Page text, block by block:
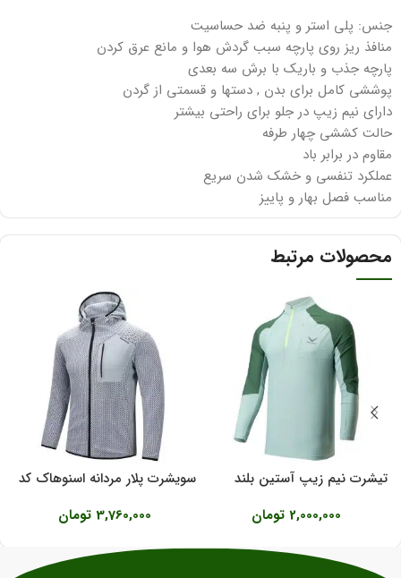
جنس: پلی استر و پنبه ضد حساسیت
منافذ ریز روی پارچه سبب گردش هوا و مانع عرق کردن
پارچه جذب و باریک با برش سه بعدی
پوششی کامل برای بدن , دستها و قسمتی از گردن
دارای نیم زیپ در جلو برای راحتی بیشتر
حالت کششی چهار طرفه
مقاوم در برابر باد
عملکرد تنفسی و خشک شدن سریع
مناسب فصل بهار و پاییز
محصولات مرتبط
تیشرت نیم زیپ آستین بلند
2,000,000 تومان
سویشرت پلار مردانه اسنوهاک کد
3,760,000 تومان